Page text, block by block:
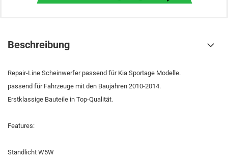
Beschreibung
Repair-Line Scheinwerfer passend für Kia Sportage Modelle.
passend für Fahrzeuge mit den Baujahren 2010-2014.
Erstklassige Bauteile in Top-Qualität.
Features:
Standlicht W5W